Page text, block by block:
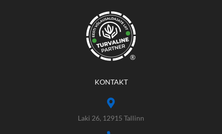
®
KONTAKT
Laki 26, 12915 Tallinn